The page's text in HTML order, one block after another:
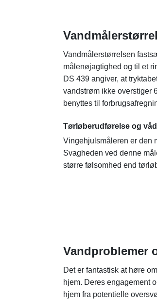
Vandmålerstørrelsen
målenøjagtighed og til et
DS 439 angiver, at
vandstrøm ikke overstiger
benyttes til
Tørløberudførelse og
Vingehjulsmåleren er den
Svagheden ved denne
større følsomhed end
Vandproblemer
Det er fantastisk at høre
hjem. Deres engagement
hjem fra potentielle